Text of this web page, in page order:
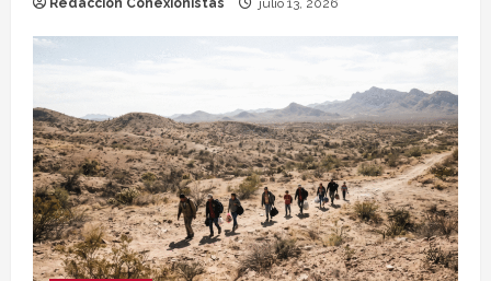
Redacción Conexionistas julio 13, 2026